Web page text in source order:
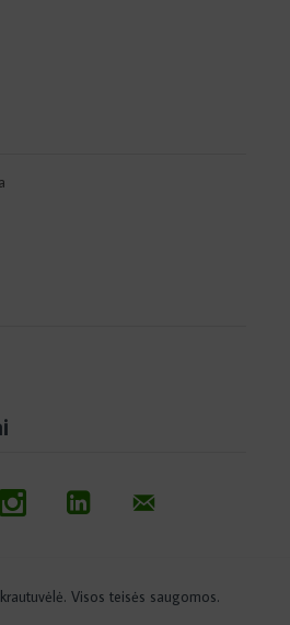
Visos teisės saugomos.